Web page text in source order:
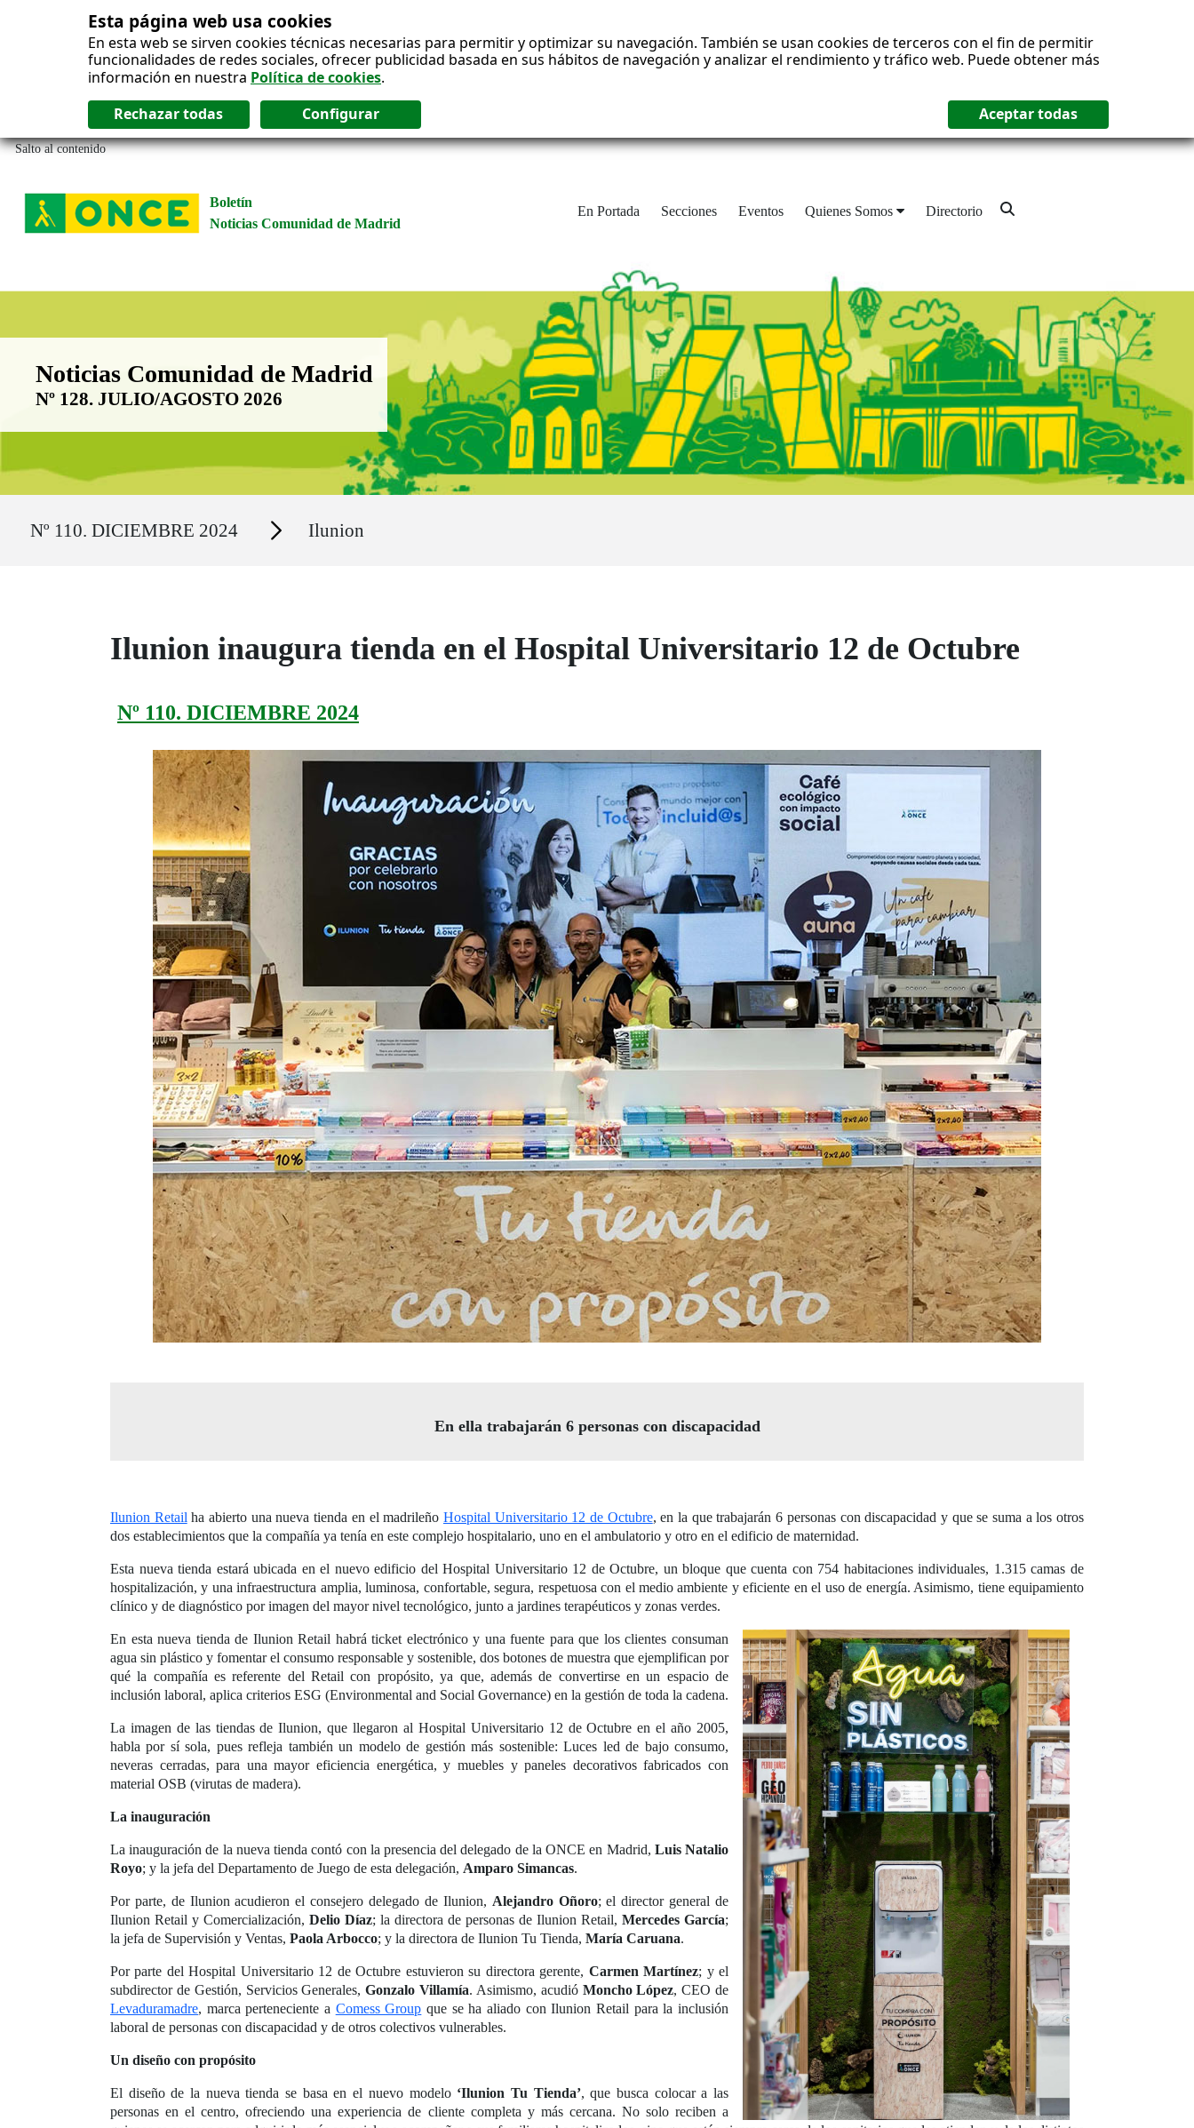
Esta página web usa cookies
En esta web se sirven cookies técnicas necesarias para permitir y optimizar su navegación. También se usan cookies de terceros con el fin de permitir
funcionalidades de redes sociales, ofrecer publicidad basada en sus hábitos de navegación y analizar el rendimiento y tráfico web. Puede obtener más
información en nuestra Política de cookies.
Salto al contenido
Boletín
Noticias Comunidad de Madrid
En Portada Secciones Eventos Quienes Somos Directorio
Boletín Noticias Comunidad de Madrid
Noticias Comunidad de Madrid
Nº 128. JULIO/AGOSTO 2026
Nº 110. DICIEMBRE 2024 Secciones Ilunion
Ilunion inaugura tienda en el Hospital Universitario 12 de Octubre
Nº 110. DICIEMBRE 2024
En ella trabajarán 6 personas con discapacidad
Ilunion Retail ha abierto una nueva tienda en el madrileño Hospital Universitario 12 de Octubre, en la que trabajarán 6 personas con discapacidad y que se suma a los otros
dos establecimientos que la compañía ya tenía en este complejo hospitalario, uno en el ambulatorio y otro en el edificio de maternidad.
Esta nueva tienda estará ubicada en el nuevo edificio del Hospital Universitario 12 de Octubre, un bloque que cuenta con 754 habitaciones individuales, 1.315 camas de
hospitalización, y una infraestructura amplia, luminosa, confortable, segura, respetuosa con el medio ambiente y eficiente en el uso de energía. Asimismo, tiene equipamiento
clínico y de diagnóstico por imagen del mayor nivel tecnológico, junto a jardines terapéuticos y zonas verdes.
En esta nueva tienda de Ilunion Retail habrá ticket electrónico y una fuente para que los clientes consuman
agua sin plástico y fomentar el consumo responsable y sostenible, dos botones de muestra que ejemplifican por
qué la compañía es referente del Retail con propósito, ya que, además de convertirse en un espacio de
inclusión laboral, aplica criterios ESG (Environmental and Social Governance) en la gestión de toda la cadena.
La imagen de las tiendas de Ilunion, que llegaron al Hospital Universitario 12 de Octubre en el año 2005,
habla por sí sola, pues refleja también un modelo de gestión más sostenible: Luces led de bajo consumo,
neveras cerradas, para una mayor eficiencia energética, y muebles y paneles decorativos fabricados con
material OSB (virutas de madera).
La inauguración
La inauguración de la nueva tienda contó con la presencia del delegado de la ONCE en Madrid, Luis Natalio
Royo; y la jefa del Departamento de Juego de esta delegación, Amparo Simancas.
Por parte, de Ilunion acudieron el consejero delegado de Ilunion, Alejandro Oñoro; el director general de
Ilunion Retail y Comercialización, Delio Díaz; la directora de personas de Ilunion Retail, Mercedes García;
la jefa de Supervisión y Ventas, Paola Arbocco; y la directora de Ilunion Tu Tienda, María Caruana.
Por parte del Hospital Universitario 12 de Octubre estuvieron su directora gerente, Carmen Martínez; y el
subdirector de Gestión, Servicios Generales,Gonzalo Villamía. Asimismo, acudió Moncho López, CEO de
Levaduramadre, marca perteneciente a Comess Group que se ha aliado con Ilunion Retail para la inclusión
laboral de personas con discapacidad y de otros colectivos vulnerables.
Un diseño con propósito
El diseño de la nueva tienda se basa en el nuevo modelo ‘Ilunion Tu Tienda’, que busca colocar a las
personas en el centro, ofreciendo una experiencia de cliente completa y más cercana. No solo reciben a